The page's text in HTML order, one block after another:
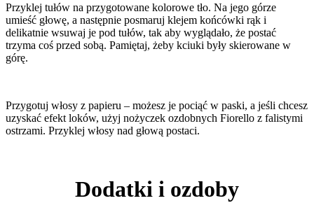
Przyklej tułów na przygotowane kolorowe tło. Na jego górze
umieść głowę, a następnie posmaruj klejem końcówki rąk i
delikatnie wsuwaj je pod tułów, tak aby wyglądało, że postać
trzyma coś przed sobą. Pamiętaj, żeby kciuki były skierowane w
górę.
Przygotuj włosy z papieru – możesz je pociąć w paski, a jeśli chcesz
uzyskać efekt loków, użyj nożyczek ozdobnych Fiorello z falistymi
ostrzami. Przyklej włosy nad głową postaci.
Dodatki i ozdoby